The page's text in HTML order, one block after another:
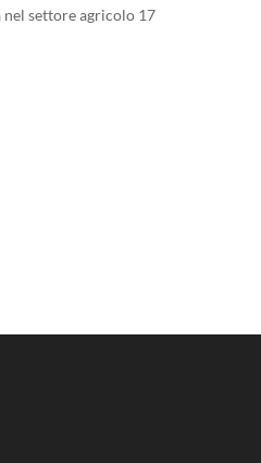
nel settore agricolo 17